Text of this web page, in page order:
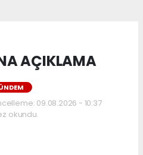
AÇIKLAMA
09.08.2026 - 10:37
okundu.